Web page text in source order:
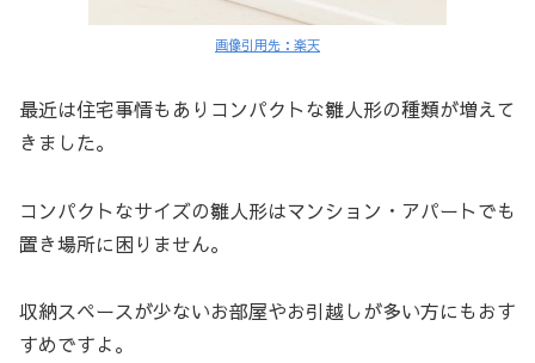
画像引用先：楽天
最近は住宅事情もありコンパクトな雛人形の種類が増えて
きました。
コンパクトなサイズの雛人形はマンション・アパートでも
置き場所に困りません。
収納スペースが少ないお部屋やお引越しが多い方にもおす
すめですよ。